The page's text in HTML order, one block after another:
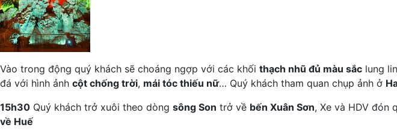
Vào trong động quý khách sẽ choáng ngợp với các khối thạch nhũ đủ màu sắc lung
đá với hình ảnh cột chống trời, mái tóc thiếu nữ… Quý khách tham quan chụp ảnh ở
15h30 Quý khách trở xuôi theo dòng sông Son trở về bến Xuân Sơn, Xe và HDV đón
về Huế